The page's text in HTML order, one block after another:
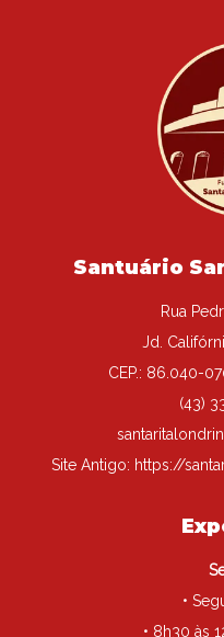
Santuário
Rua
Jd.
CEP.: 86.040-
(43)
Site Antigo: https://
•
• 8h30 às